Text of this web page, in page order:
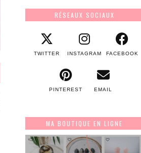
RÉSEAUX SOCIAUX
TWITTER INSTAGRAM FACEBOOK
PINTEREST EMAIL
MA BOUTIQUE EN LIGNE